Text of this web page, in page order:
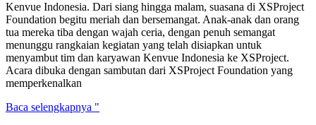
Kenvue Indonesia. Dari siang hingga malam, suasana di XSProject
Foundation begitu meriah dan bersemangat. Anak-anak dan orang
tua mereka tiba dengan wajah ceria, dengan penuh semangat
menunggu rangkaian kegiatan yang telah disiapkan untuk
menyambut tim dan karyawan Kenvue Indonesia ke XSProject.
Acara dibuka dengan sambutan dari XSProject Foundation yang
memperkenalkan
Late
Baca selengkapnya "